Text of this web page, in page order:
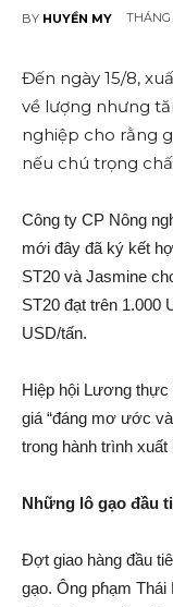
BY HUYỀN MY THÁNG
Đến ngày 15/8,
về lượng nhưng
nghiệp cho rằng
nếu chú trọng
Công ty CP Nông
mới đây đã ký kết
ST20 và Jasmine
ST20 đạt trên 1.000
USD/tấn.
Hiệp hội Lương thực
giá “đáng mơ ước
trong hành trình xuất
Những lô gạo đầu
Đợt giao hàng đầu
gạo. Ông pɦạ‌m Thái